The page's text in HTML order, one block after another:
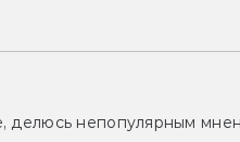
делюсь непопулярным